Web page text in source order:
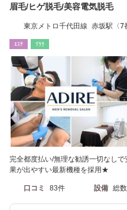
眉毛/ヒゲ脱毛/美容電気脱毛
東京メトロ千代田線 赤坂駅〈
ｴｽﾃ ﾘﾗｸ
完全都度払い/無理な勧誘一切なし
果が出やすい最新機種を採用★
口コミ 83件 設備 総